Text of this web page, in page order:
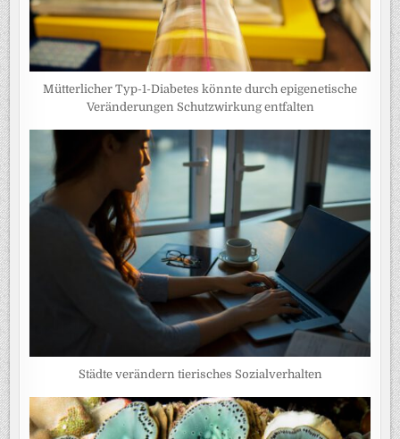
Mütterlicher Typ-1-Diabetes könnte durch epigenetische
Veränderungen Schutzwirkung entfalten
Städte verändern tierisches Sozialverhalten